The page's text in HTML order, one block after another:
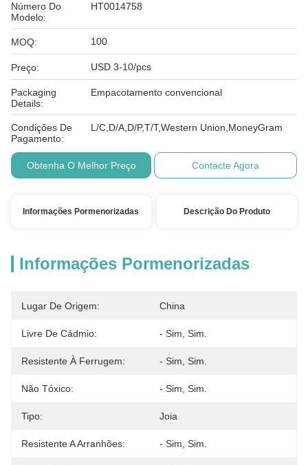
Número Do
Modelo:
HT0014758
MOQ: 100
Preço: USD 3-10/pcs
Packaging
Details:
Empacotamento convencional
Condições De
Pagamento:
L/C,D/A,D/P,T/T,Western Union,MoneyGram
Obtenha O Melhor Preço Contacte Agora
Informações Pormenorizadas Descrição Do Produto
Informações Pormenorizadas
Lugar De Origem: China
Livre De Cádmio: - Sim, Sim.
Resistente À Ferrugem: - Sim, Sim.
Não Tóxico: - Sim, Sim.
Tipo: Joia
Resistente A Arranhões: - Sim, Sim.